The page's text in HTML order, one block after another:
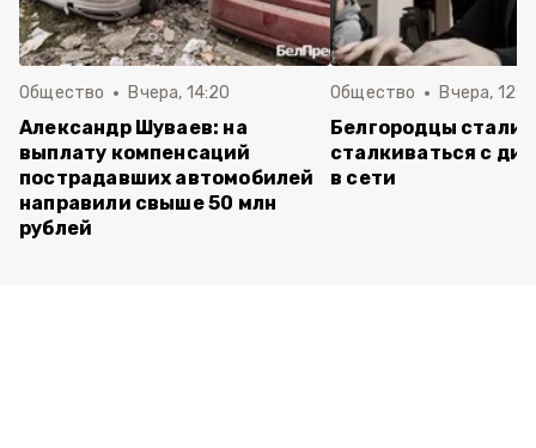
Общество Вчера, 14:20
Александр Шуваев: на
выплату компенсаций
пострадавших автомобилей
направили свыше 50 млн
рублей
Общество Вчера,
Белгородцы стали
сталкиваться с
в сети